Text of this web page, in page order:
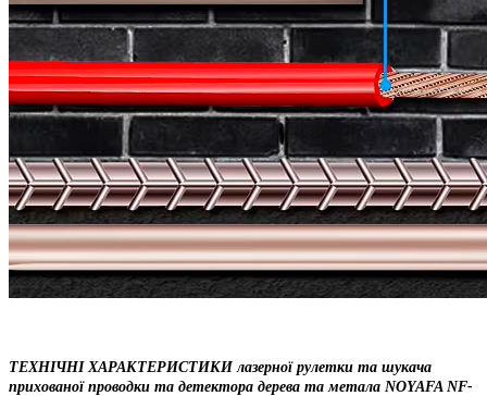
ТЕХНІЧНІ ХАРАКТЕРИСТИКИ лазерної рулетки та шукача
прихованої проводки та детектора дерева та метала NOYAFA NF-